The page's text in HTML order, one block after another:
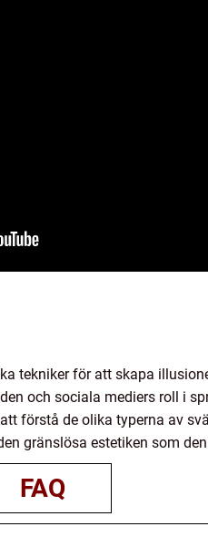
tekniker för att skapa
och sociala mediers roll i
förstå de olika typerna av
gränslösa estetiken som
FAQ